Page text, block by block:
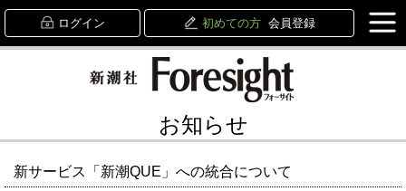
ログイン 初めての方 会員登録
お知らせ
新サービス「新潮QUE」への統合について